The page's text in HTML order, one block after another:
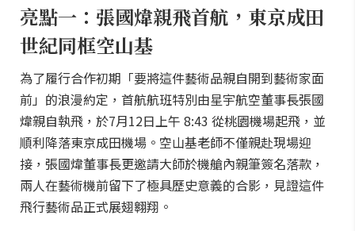
亮點一：張國煒親飛首航，東京成田
世紀同框空山基
為了履行合作初期「要將這件藝術品親自開到藝術家面
前」的浪漫約定，首航航班特別由星宇航空董事長張國
煒親自執飛，於7月12日上午 8:43 從桃園機場起飛，並
順利降落東京成田機場。空山基老師不僅親赴現場迎
接，張國煒董事長更邀請大師於機艙內親筆簽名落款，
兩人在藝術機前留下了極具歷史意義的合影，見證這件
飛行藝術品正式展翅翱翔。